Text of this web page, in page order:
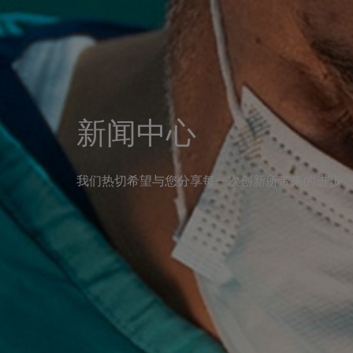
新闻中心
我们热切希望与您分享每一次创新所带来的进步。